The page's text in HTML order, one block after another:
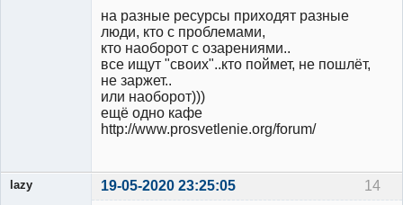
на разные ресурсы приходят разные
люди, кто с проблемами,
кто наоборот с озарениями..
все ищут "своих"..кто поймет, не пошлёт,
не заржет..
или наоборот)))
ещё одно кафе
http://www.prosvetlenie.org/forum/
14
lazy 19-05-2020 23:25:05